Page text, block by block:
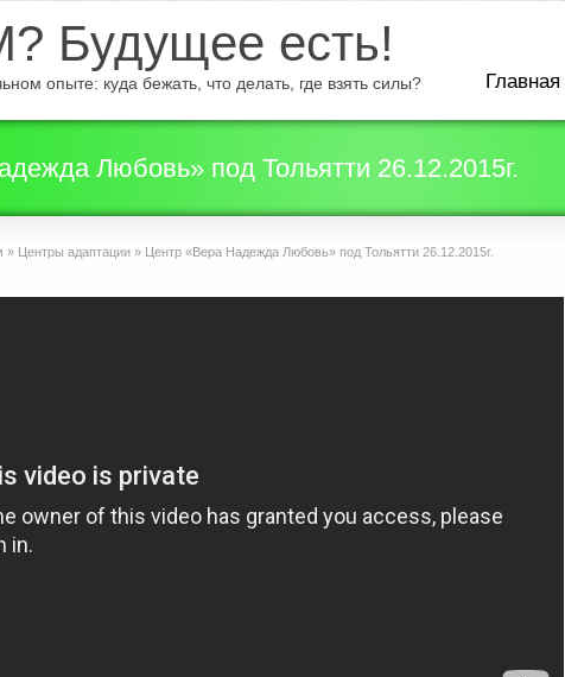
Будущее есть!
опыте: куда бежать, что делать, где взять силы? Главная
Любовь» под Тольятти 26.12.2015г.
» Центры адаптации » Центр «Вера Надежда Любовь» под Тольятти 26.12.2015г.